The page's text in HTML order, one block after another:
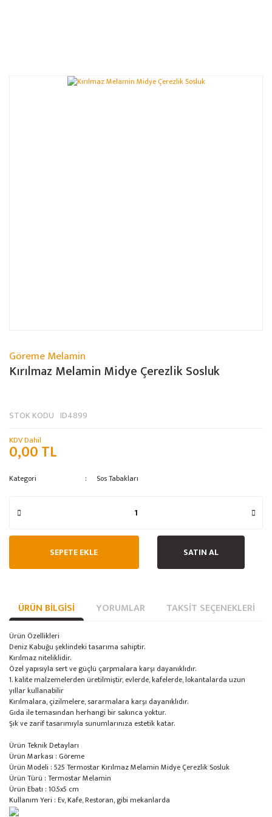
Göreme Melamin
Kırılmaz Melamin Midye Çerezlik Sosluk
STOK KODU ID4899
KDV Dahil
0,00 TL
Kategori Sos Tabakları
SEPETE EKLE SATIN AL
ÜRÜN BILGISI YORUMLAR TAKSIT SEÇENEKLERI
Ürün Özellikleri
Deniz Kabuğu şeklindeki tasarıma sahiptir.
Kırılmaz niteliklidir.
Özel yapısıyla sert ve güçlü çarpmalara karşı dayanıklıdır.
1. kalite malzemelerden üretilmiştir, evlerde, kafelerde, lokantalarda uzun
yıllar kullanabilir
Kırılmalara, çizilmelere, sararmalara karşı dayanıklıdır.
Gıda ile temasından herhangi bir sakınca yoktur.
Şık ve zarif tasarımıyla sunumlarınıza estetik katar.
Ürün Teknik Detayları
Ürün Markası : Göreme
Ürün Modeli : 525 Termostar Kırılmaz Melamin Midye Çerezlik Sosluk
Ürün Türü : Termostar Melamin
Ürün Ebatı : 10.5x5 cm
Kullanım Yeri : Ev, Kafe, Restoran, gibi mekanlarda